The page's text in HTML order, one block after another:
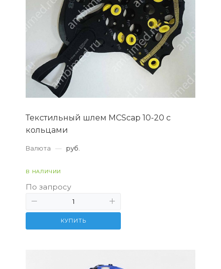
Текстильный шлем MCScap 10-20 c
кольцами
Валюта — руб.
В НАЛИЧИИ
По запросу
КУПИТЬ